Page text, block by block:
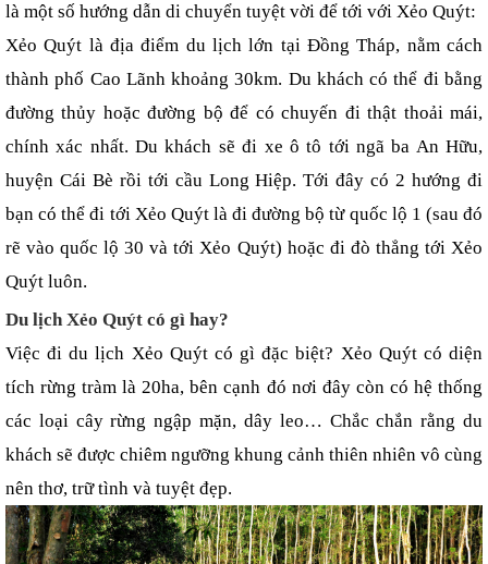
là một số hướng dẫn di chuyển tuyệt vời để tới với Xẻo Quýt:
Xẻo Quýt là địa điểm du lịch lớn tại Đồng Tháp, nằm cách
thành phố Cao Lãnh khoảng 30km. Du khách có thể đi bằng
đường thủy hoặc đường bộ để có chuyến đi thật thoải mái,
chính xác nhất. Du khách sẽ đi xe ô tô tới ngã ba An Hữu,
huyện Cái Bè rồi tới cầu Long Hiệp. Tới đây có 2 hướng đi
bạn có thể đi tới Xẻo Quýt là đi đường bộ từ quốc lộ 1 (sau đó
rẽ vào quốc lộ 30 và tới Xẻo Quýt) hoặc đi đò thẳng tới Xẻo
Quýt luôn.
Du lịch Xẻo Quýt có gì hay?
Việc đi du lịch Xẻo Quýt có gì đặc biệt? Xẻo Quýt có diện
tích rừng tràm là 20ha, bên cạnh đó nơi đây còn có hệ thống
các loại cây rừng ngập mặn, dây leo… Chắc chắn rằng du
khách sẽ được chiêm ngưỡng khung cảnh thiên nhiên vô cùng
nên thơ, trữ tình và tuyệt đẹp.